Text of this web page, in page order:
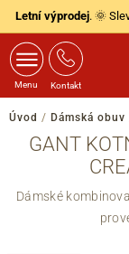
Letní výprodej. 🌞
Menu Kontakt
Úvod / Dámská obuv
GANT
Dámské